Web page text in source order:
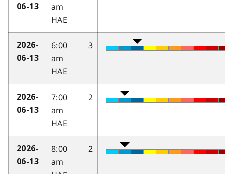
06-13
am
HAE
2026-
06-13
6:00
am
HAE
3
2026-
06-13
7:00
am
HAE
2
2026-
06-13
8:00
am
2